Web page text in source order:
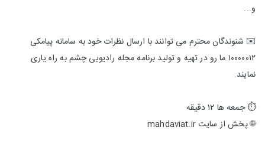
و...
✉️ شنوندگان محترم می توانند با ارسال نظرات خود به سامانه پیامکی
۱۰۰۰۰۰۱۲ ما رو در تهیه و تولید برنامه مجله رادیویی چشم به راه یاری
نمایند.
⏱ جمعه ها ۱۲ دقیقه
🌐 پخش از سایت mahdaviat.ir